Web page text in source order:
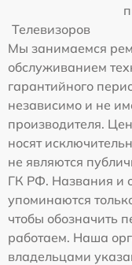
Телевизоров
Мы занимаемся
обслуживанием
гарантийного
независимо и не
производителя.
носят
не являются
ГК РФ. Названия и
упоминаются
чтобы обозначить
работаем. Наша
владельцами